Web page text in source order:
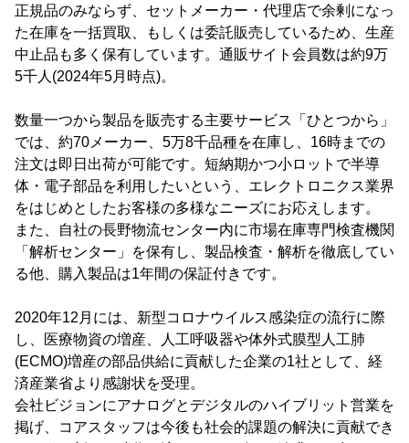
正規品のみならず、セットメーカー・代理店で余剰になっ
た在庫を一括買取、もしくは委託販売しているため、生産
中止品も多く保有しています。通販サイト会員数は約9万
5千人(2024年5月時点)。
数量一つから製品を販売する主要サービス「ひとつから」
では、約70メーカー、5万8千品種を在庫し、16時までの
注文は即日出荷が可能です。短納期かつ小ロットで半導
体・電子部品を利用したいという、エレクトロニクス業界
をはじめとしたお客様の多様なニーズにお応えします。
また、自社の長野物流センター内に市場在庫専門検査機関
「解析センター」を保有し、製品検査・解析を徹底してい
る他、購入製品は1年間の保証付きです。
2020年12月には、新型コロナウイルス感染症の流行に際
し、医療物資の増産、人工呼吸器や体外式膜型人工肺
(ECMO)増産の部品供給に貢献した企業の1社として、経
済産業省より感謝状を受理。
会社ビジョンにアナログとデジタルのハイブリット営業を
掲げ、コアスタッフは今後も社会的課題の解決に貢献でき